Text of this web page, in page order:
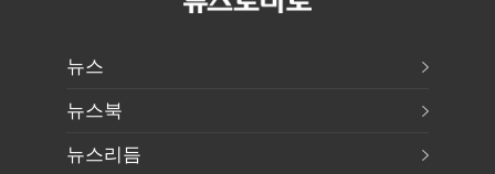
뉴스
뉴스북
뉴스리듬